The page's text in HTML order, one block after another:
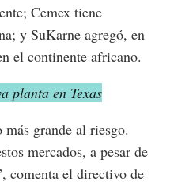
Cemex tiene
y SuKarne agregó, en
el continente africano.
planta en Texas
más grande al riesgo.
mercados, a pesar de
comenta el directivo de